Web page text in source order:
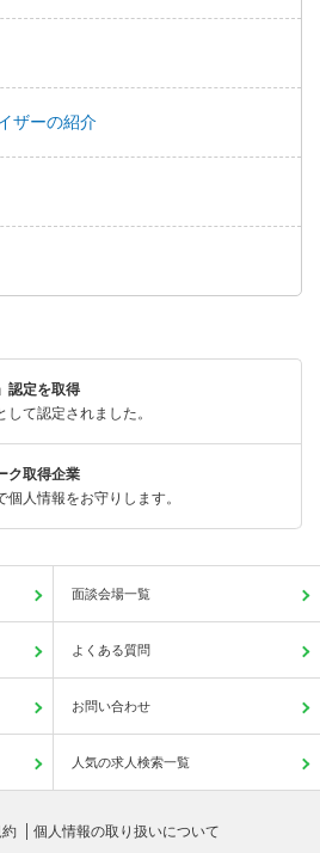
ザーの紹介
認定を取得
て認定されました。
ク取得企業
個人情報をお守りします。
面談会場一覧
よくある質問
お問い合わせ
人気の求人検索一覧
個人情報の取り扱いについて